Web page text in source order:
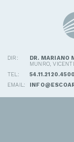
DIR: DR. MARIANO
MUNRO,
TEL:
54.11.2120.4500
EMAIL: